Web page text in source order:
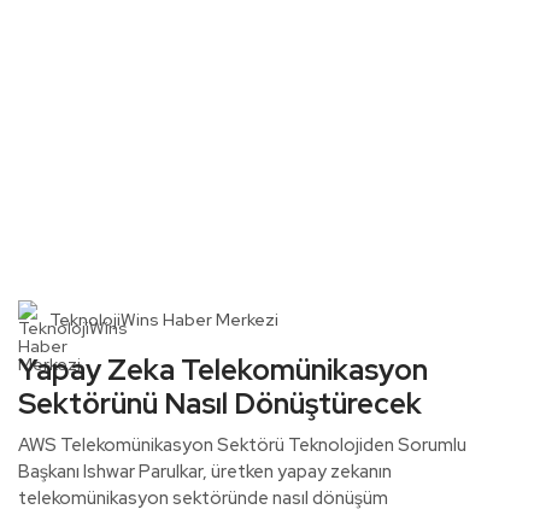
TeknolojiWins Haber Merkezi
Yapay Zeka Telekomünikasyon
Sektörünü Nasıl Dönüştürecek
AWS Telekomünikasyon Sektörü Teknolojiden Sorumlu
Başkanı Ishwar Parulkar, üretken yapay zekanın
telekomünikasyon sektöründe nasıl dönüşüm